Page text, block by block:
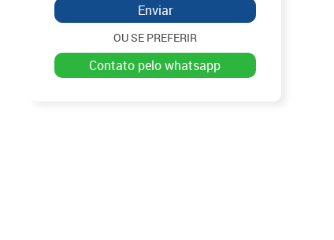
Enviar
OU SE PREFERIR
contato pelo whatsapp